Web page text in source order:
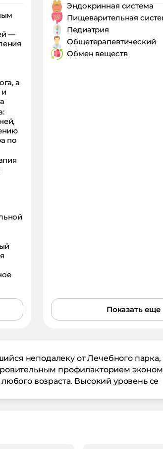
—
а
по
Эндокринная система
Пищеварительная
Педиатрия
Общетерапевтический
Обмен веществ
Показать еще
неподалеку от Лечебного
профилакторием
возраста. Высокий уровень се